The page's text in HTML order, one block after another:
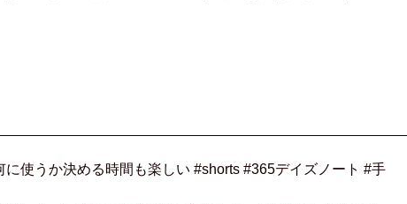
に使うか決める時間も楽しい #shorts #365デイズノート #手